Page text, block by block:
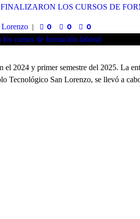
LOS CURSOS DE
0 0 0
el 2024 y primer semestre del 2025. La
Tecnológico San Lorenzo, se llevó a